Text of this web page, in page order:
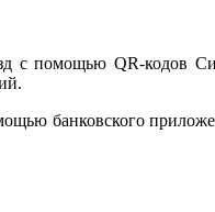
с помощью QR-кодов
банковского